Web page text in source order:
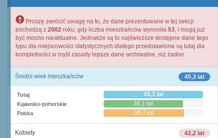
Proszę zwrócić uwagę na to, że dane prezentowane w tej sekcji
pochodzą z 2002 roku, gdy liczba mieszkańców wynosiła 53, i mogą już
być mocno nieaktualne. Jednakże są to najświeższe dostępne dane tego
typu dla miejscowości statystycznych dlatego przedstawione są tutaj dla
kompletności w myśl zasady lepsze dane archiwalne, niż żadne.
45,3 lat
Średni wiek mieszkańców
Tutaj 45,3 lat
Kujawsko-pomorskie 36,1 lat
Polska 36,7 lat
42,2 lat
Kobiety